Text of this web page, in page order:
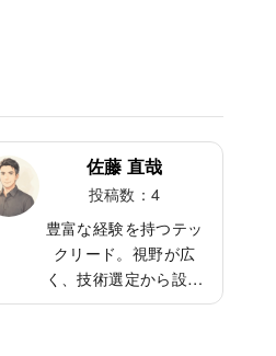
佐藤 直哉
投稿数：4
豊富な経験を持つテッ
クリード。視野が広
く、技術選定から設計
まで全体を見渡す力に